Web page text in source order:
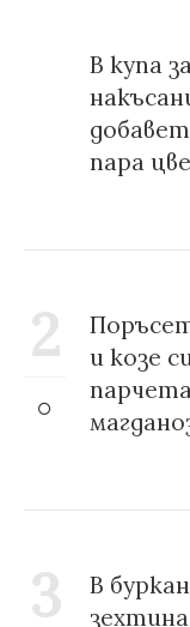
В купа
пара
2
и козе
3
В